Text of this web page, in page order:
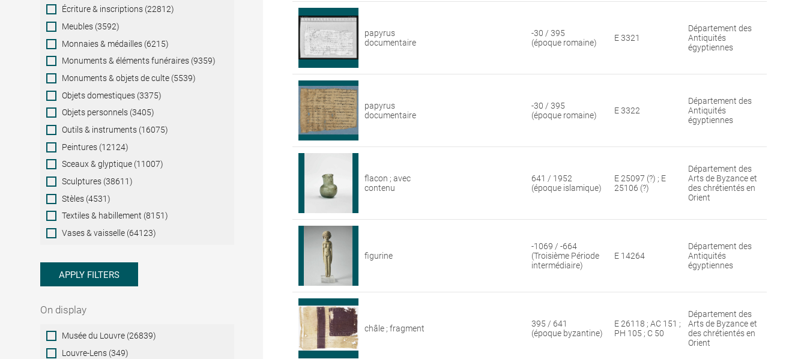
Écriture & inscriptions (22812)
Meubles (3592)
Monnaies & médailles (6215)
Monuments & éléments funéraires (9359)
Monuments & objets de culte (5539)
Objets domestiques (3375)
Objets personnels (3405)
Outils & instruments (16075)
Peintures (12124)
Sceaux & glyptique (11007)
Sculptures (38611)
Stèles (4531)
Textiles & habillement (8151)
Vases & vaisselle (64123)
APPLY FILTERS
On display
On
display
Musée du Louvre (26839)
Louvre-Lens (349)
papyrus
documentaire
-30 / 395
(époque romaine)
E 3321
Département des
Antiquités
égyptiennes
papyrus
documentaire
-30 / 395
(époque romaine)
E 3322
Département des
Antiquités
égyptiennes
flacon ; avec
contenu
641 / 1952
(époque islamique)
E 25097 (?) ; E
25106 (?)
Département des
Arts de Byzance et
des chrétientés en
Orient
figurine
-1069 / -664
(Troisième Période
intermédiaire)
E 14264
Département des
Antiquités
égyptiennes
châle ; fragment
395 / 641
(époque byzantine)
E 26118 ; AC 151 ;
PH 105 ; C 50
Département des
Arts de Byzance et
des chrétientés en
Orient